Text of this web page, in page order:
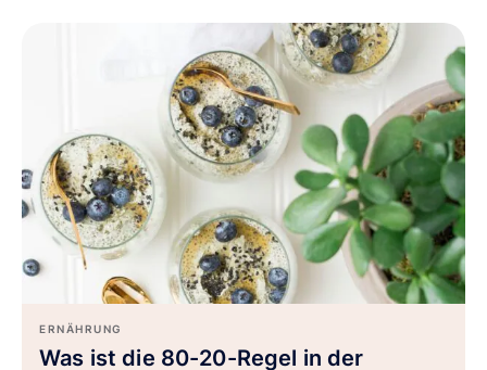
ERNÄHRUNG
Was ist die 80-20-Regel in der